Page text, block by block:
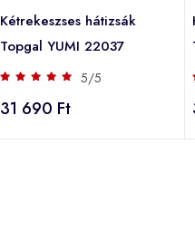
Kétrekeszses hátizsák
Topgal YUMI 22037
5/5
31 690 Ft